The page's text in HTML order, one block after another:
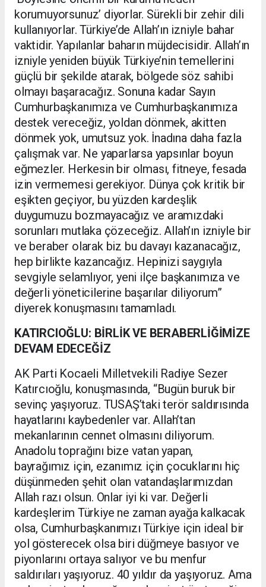
korumuyorsunuz’ diyorlar. Sürekli bir zehir dili
kullanıyorlar. Türkiye’de Allah’ın izniyle bahar
vaktidir. Yapılanlar baharın müjdecisidir. Allah’ın
izniyle yeniden büyük Türkiye’nin temellerini
güçlü bir şekilde atarak, bölgede söz sahibi
olmayı başaracağız. Sonuna kadar Sayın
Cumhurbaşkanımıza ve Cumhurbaşkanımıza
destek vereceğiz, yoldan dönmek, akitten
dönmek yok, umutsuz yok. İnadına daha fazla
çalışmak var. Ne yaparlarsa yapsınlar boyun
eğmezler. Herkesin bir olması, fitneye, fesada
izin vermemesi gerekiyor. Dünya çok kritik bir
eşikten geçiyor, bu yüzden kardeşlik
duygumuzu bozmayacağız ve aramızdaki
sorunları mutlaka çözeceğiz. Allah’ın izniyle bir
ve beraber olarak biz bu davayı kazanacağız,
hep birlikte kazancağız. Hepinizi saygıyla
sevgiyle selamlıyor, yeni ilçe başkanımıza ve
değerli yöneticilerine başarılar diliyorum”
diyerek konuşmasını tamamladı.
KATIRCIOĞLU: BİRLİK VE BERABERLİĞİMİZE
DEVAM EDECEĞİZ
AK Parti Kocaeli Milletvekili Radiye Sezer
Katırcıoğlu, konuşmasında, “Bugün buruk bir
sevinç yaşıyoruz. TUSAŞ’taki terör saldırısında
hayatlarını kaybedenler var. Allah’tan
mekanlarının cennet olmasını diliyorum.
Anadolu toprağını bize vatan yapan,
bayrağımız için, ezanımız için çocuklarını hiç
düşünmeden şehit olan vatandaşlarımızdan
Allah razı olsun. Onlar iyi ki var. Değerli
kardeşlerim Türkiye ne zaman ayağa kalkacak
olsa, Cumhurbaşkanımızı Türkiye için ideal bir
yol gösterecek olsa biri düğmeye basıyor ve
piyonlarını ortaya salıyor ve bu menfur
saldırıları yaşıyoruz. 40 yıldır da yaşıyoruz. Ama